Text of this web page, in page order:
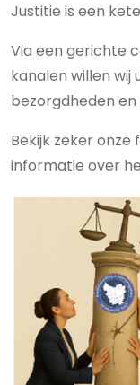
Justitie is een
Via een gerichte
kanalen willen
bezorgdheden
Bekijk zeker
informatie over